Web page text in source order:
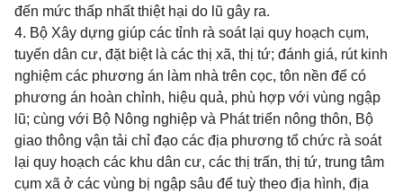
đến mức thấp nhất thiệt hại do lũ gây ra.
4. Bộ Xây dựng giúp các tỉnh rà soát lại quy hoạch cụm,
tuyến dân cư, đặt biệt là các thị xã, thị tứ; đánh giá, rút kinh
nghiệm các phương án làm nhà trên cọc, tôn nền để có
phương án hoàn chỉnh, hiệu quả, phù hợp với vùng ngập
lũ; cùng với Bộ Nông nghiệp và Phát triển nông thôn, Bộ
giao thông vận tải chỉ đạo các địa phương tổ chức rà soát
lại quy hoạch các khu dân cư, các thị trấn, thị tứ, trung tâm
cụm xã ở các vùng bị ngập sâu để tuỳ theo địa hình, địa